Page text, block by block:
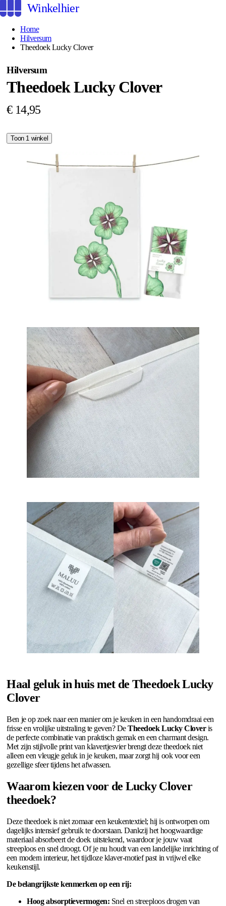
Winkelhier
Home
Hilversum
Theedoek Lucky Clover
Hilversum
Theedoek Lucky Clover
€ 14,95
Toon 1 winkel
Haal geluk in huis met de Theedoek Lucky
Clover
Ben je op zoek naar een manier om je keuken in een handomdraai een
frisse en vrolijke uitstraling te geven? DeTheedoek Lucky Cloveris
de perfecte combinatie van praktisch gemak en een charmant design.
Met zijn stijlvolle print van klavertjesvier brengt deze theedoek niet
alleen een vleugje geluk in je keuken, maar zorgt hij ook voor een
gezellige sfeer tijdens het afwassen.
Waarom kiezen voor de Lucky Clover
theedoek?
Deze theedoek is niet zomaar een keukentextiel; hij is ontworpen om
dagelijks intensief gebruik te doorstaan. Dankzij het hoogwaardige
materiaal absorbeert de doek uitstekend, waardoor je jouw vaat
streeploos en snel droogt. Of je nu houdt van een landelijke inrichting of
een modern interieur, het tijdloze klaver-motief past in vrijwel elke
keukenstijl.
De belangrijkste kenmerken op een rij:
Hoog absorptievermogen: Snel en streeploos drogen van